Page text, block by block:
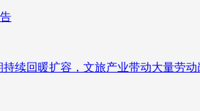
续回暖扩容，文旅产业带动大量劳动